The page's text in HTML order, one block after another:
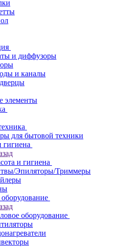
и диффузоры
и каналы
элементы
для бытовой техники
гигиена
и гигиена
Эпиляторы/Триммеры
оборудование